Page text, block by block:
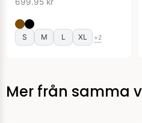
S M L XL +2
Mer från samma